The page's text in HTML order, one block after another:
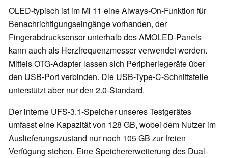
OLED-typisch ist im Mi 11 eine Always-On-Funktion für
Benachrichtigungseingänge vorhanden, der
Fingerabdrucksensor unterhalb des AMOLED-Panels
kann auch als Herzfrequenzmesser verwendet werden.
Mittels OTG-Adapter lassen sich Peripheriegeräte über
den USB-Port verbinden. Die USB-Type-C-Schnittstelle
unterstützt aber nur den 2.0-Standard.
Der interne UFS-3.1-Speicher unseres Testgerätes
umfasst eine Kapazität von 128 GB, wobei dem Nutzer im
Auslieferungszustand nur noch 105 GB zur freien
Verfügung stehen. Eine Speichererweiterung des Dual-